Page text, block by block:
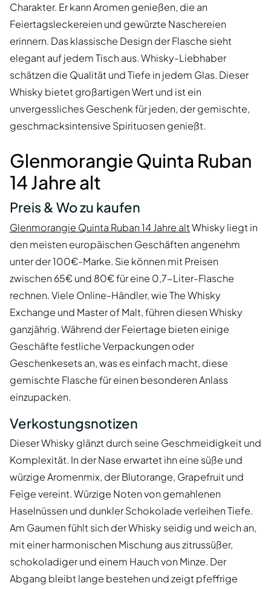
Charakter. Er kann Aromen genießen, die an
Feiertagsleckereien und gewürzte Naschereien
erinnern. Das klassische Design der Flasche sieht
elegant auf jedem Tisch aus. Whisky-Liebhaber
schätzen die Qualität und Tiefe in jedem Glas. Dieser
Whisky bietet großartigen Wert und ist ein
unvergessliches Geschenk für jeden, der gemischte,
geschmacksintensive Spirituosen genießt.
Glenmorangie Quinta Ruban
14 Jahre alt
Preis & Wo zu kaufen
Glenmorangie Quinta Ruban 14 Jahre altWhisky liegt in
den meisten europäischen Geschäften angenehm
unter der 100€-Marke. Sie können mit Preisen
zwischen 65€ und 80€ für eine 0,7-Liter-Flasche
rechnen. Viele Online-Händler, wie The Whisky
Exchange und Master of Malt, führen diesen Whisky
ganzjährig. Während der Feiertage bieten einige
Geschäfte festliche Verpackungen oder
Geschenkesets an, was es einfach macht, diese
gemischte Flasche für einen besonderen Anlass
einzupacken.
Verkostungsnotizen
Dieser Whisky glänzt durch seine Geschmeidigkeit und
Komplexität. In der Nase erwartet ihn eine süße und
würzige Aromenmix, der Blutorange, Grapefruit und
Feige vereint. Würzige Noten von gemahlenen
Haselnüssen und dunkler Schokolade verleihen Tiefe.
Am Gaumen fühlt sich der Whisky seidig und weich an,
mit einer harmonischen Mischung aus zitrussüßer,
schokoladiger und einem Hauch von Minze. Der
Abgang bleibt lange bestehen und zeigt pfeffrige